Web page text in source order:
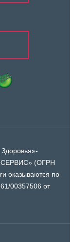
(ОГРН
оказываются по
00357506 от